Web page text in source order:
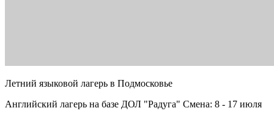
Летний языковой лагерь в Подмосковье
Английский лагерь на базе ДОЛ "Радуга" Смена: 8 - 17 июля